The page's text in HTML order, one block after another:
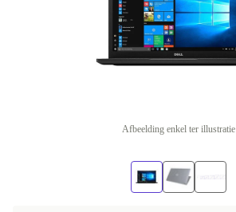
Afbeelding enkel ter illustratie